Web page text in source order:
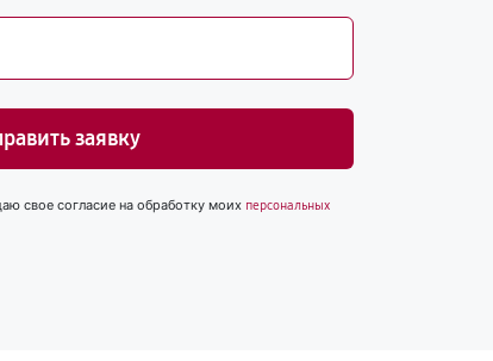
заявку
свое согласие на обработку моих персональных